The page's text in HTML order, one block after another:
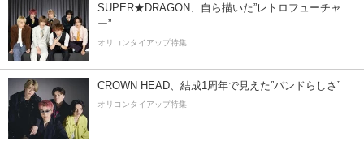
SUPER★DRAGON、自ら描いた”レトロフューチャ
ー”
オリコンタイアップ特集
CROWN HEAD、結成1周年で見えた”バンドらしさ”
オリコンタイアップ特集